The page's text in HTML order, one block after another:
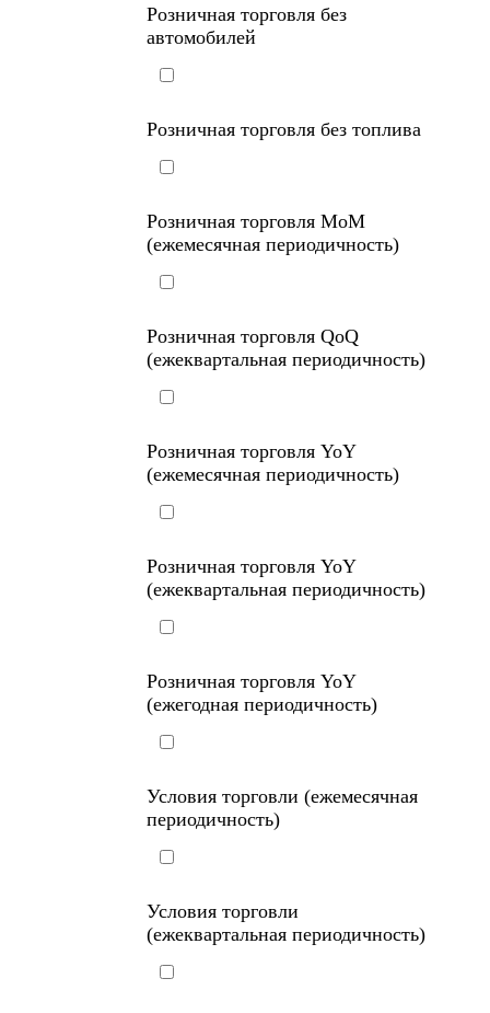
Розничная торговля без
автомобилей
Розничная торговля без топлива
Розничная торговля MoM
(ежемесячная периодичность)
Розничная торговля QoQ
(ежеквартальная периодичность)
Розничная торговля YoY
(ежемесячная периодичность)
Розничная торговля YoY
(ежеквартальная периодичность)
Розничная торговля YoY
(ежегодная периодичность)
Условия торговли (ежемесячная
периодичность)
Условия торговли
(ежеквартальная периодичность)